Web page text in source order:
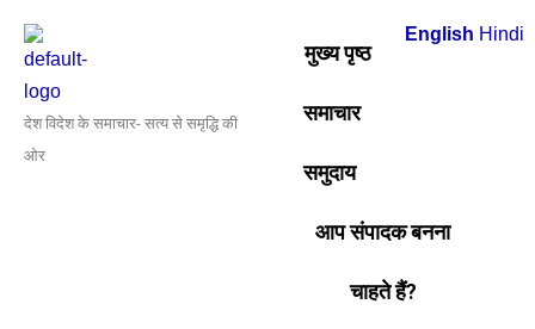
content
देश विदेश के समाचार- सत्य से समृद्धि की
ओर
मुख्य पृष्ठ
समाचार
समुदाय
आप संपादक बनना
चाहते हैं?
navigation
English Hindi